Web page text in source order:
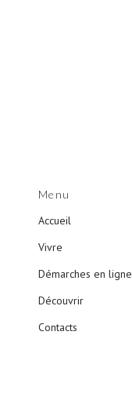
Menu
Accueil
Vivre
Démarches en ligne
Découvrir
Contacts